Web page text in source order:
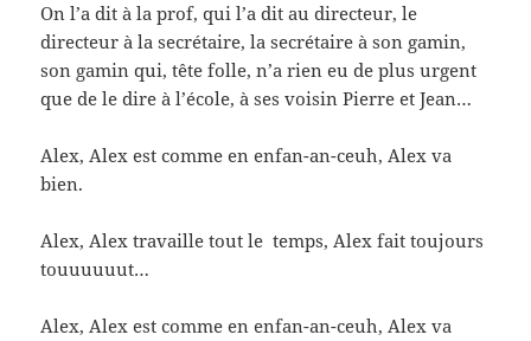
On l’a dit à la prof, qui l’a dit au directeur, le
directeur à la secrétaire, la secrétaire à son gamin,
son gamin qui, tête folle, n’a rien eu de plus urgent
que de le dire à l’école, à ses voisin Pierre et Jean…
Alex, Alex est comme en enfan-an-ceuh, Alex va
bien.
Alex, Alex travaille tout le temps, Alex fait toujours
touuuuuut…
Alex, Alex est comme en enfan-an-ceuh, Alex va